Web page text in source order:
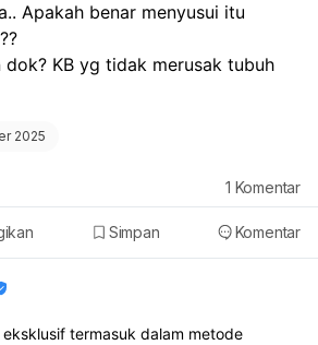
Apakah benar menyusui itu
dok? KB yg tidak merusak tubuh
2025
Simpan Komentar
1 Komentar
eksklusif termasuk dalam metode